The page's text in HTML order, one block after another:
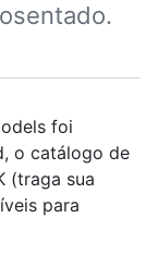
foi
o catálogo de
(traga sua
para